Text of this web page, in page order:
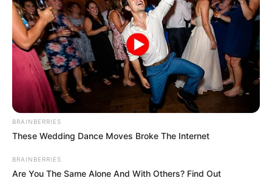
Suministrada.
¡Indignante! Monos amarrados y aves enjauladas fueron
rescatados en Yondó, Antioquia
Por: Yuli Metaute Londoño
Agosto 22, 2024
BRAINBERRIES
These Wedding Dance Moves Broke The Internet
BRAINBERRIES
Are You The Same Alone And With Others? Find Out